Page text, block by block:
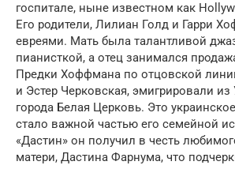
госпитале, ныне известном как
Его родители, Лилиан Голд и Гарри
евреями. Мать была талантливой
пианисткой, а отец занимался
Предки Хоффмана по отцовской
и Эстер Черковская, эмигрировали из
города Белая Церковь. Это
стало важной частью его семейной
«Дастин» он получил в честь
матери, Дастина Фарнума, что